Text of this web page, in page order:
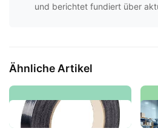
und berichtet fundiert über
Ähnliche Artikel